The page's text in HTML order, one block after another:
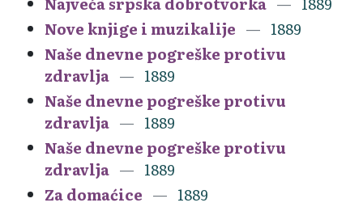
Nove knjige i muzikalije
1889
Naše dnevne pogreške protivu
zdravlja
1889
Naše dnevne pogreške protivu
zdravlja
1889
Naše dnevne pogreške protivu
zdravlja
1889
Za domaćice
1889